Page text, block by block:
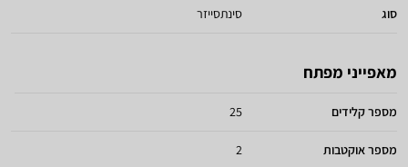
סוג סינתסייזר
מאפייני מפתח
מספר קלידים 25
מספר אוקטבות 2